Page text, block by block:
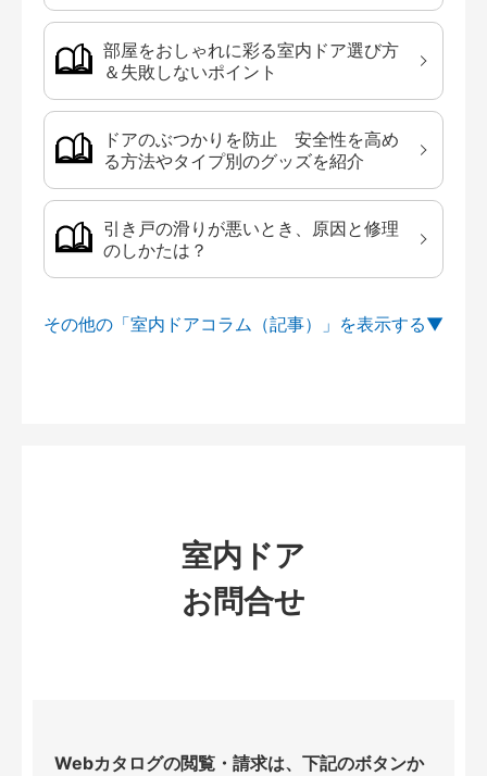
部屋をおしゃれに彩る室内ドア選び方
＆失敗しないポイント
ドアのぶつかりを防止 安全性を高め
る方法やタイプ別のグッズを紹介
引き戸の滑りが悪いとき、原因と修理
のしかたは？
その他の「室内ドアコラム（記事）」を
室内ドア
お問合せ
Webカタログの閲覧・請求は、下記のボタンか